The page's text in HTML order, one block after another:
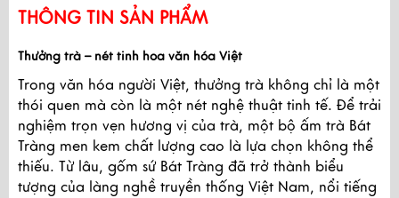
THÔNG TIN SẢN PHẨM
Thưởng trà – nét tinh hoa văn hóa Việt
Trong văn hóa người Việt, thưởng trà không chỉ là một
thói quen mà còn là một nét nghệ thuật tinh tế. Để trải
nghiệm trọn vẹn hương vị của trà, một bộ ấm trà Bát
Tràng men kem chất lượng cao là lựa chọn không thể
thiếu. Từ lâu, gốm sứ Bát Tràng đã trở thành biểu
tượng của làng nghề truyền thống Việt Nam, nổi tiếng